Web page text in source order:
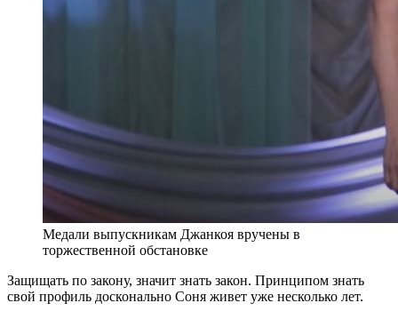
Медали выпускникам Джанкоя вручены в
торжественной обстановке
Защищать по закону, значит знать закон. Принципом знать
свой профиль досконально Соня живет уже несколько лет.